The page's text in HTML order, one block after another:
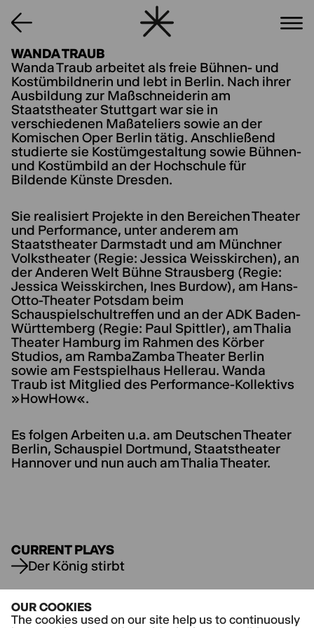
OUR COOKIES
The cookies used on our site help us to continuously
WANDA TRAUB
Wanda Traub arbeitet als freie Bühnen- und
Kostümbildnerin und lebt in Berlin. Nach ihrer
Ausbildung zur Maßschneiderin am
Staatstheater Stuttgart war sie in
verschiedenen Maßateliers sowie an der
Komischen Oper Berlin tätig. Anschließend
studierte sie Kostümgestaltung sowie Bühnen-
und Kostümbild an der Hochschule für
Bildende Künste Dresden.
Sie realisiert Projekte in den Bereichen Theater
und Performance, unter anderem am
Staatstheater Darmstadt und am Münchner
Volkstheater (Regie: Jessica Weisskirchen), an
der Anderen Welt Bühne Strausberg (Regie:
Jessica Weisskirchen, Ines Burdow), am Hans-
Otto-Theater Potsdam beim
Schauspielschultreffen und an der ADK Baden-
Württemberg (Regie: Paul Spittler), am Thalia
Theater Hamburg im Rahmen des Körber
Studios, am RambaZamba Theater Berlin
sowie am Festspielhaus Hellerau. Wanda
Traub ist Mitglied des Performance-Kollektivs
»HowHow«.
Es folgen Arbeiten u.a. am Deutschen Theater
Berlin, Schauspiel Dortmund, Staatstheater
Hannover und nun auch am Thalia Theater.
CURRENT PLAYS
Der König stirbt